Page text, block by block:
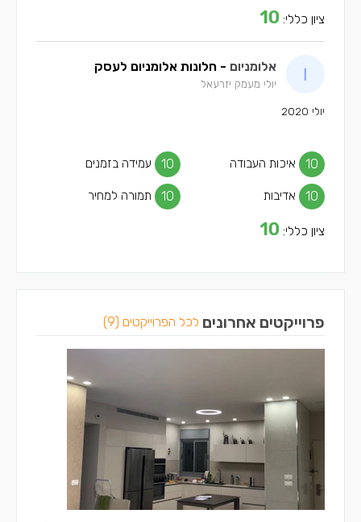
ציון כללי: 10
אלומניום - חלונות אלומניום לעסק
יולי מעמק יזרעאל
יולי 2020
איכות העבודה 10 עמידה בזמנים 10
אדיבות 10 תמורה למחיר 10
ציון כללי: 10
פרוייקטים אחרונים לכל הפרוייקטים (9)